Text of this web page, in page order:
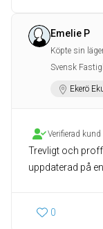
Emelie P
Köpte sin
Svensk
Ekerö
Verifierad kund
Trevligt och
uppdaterad på
0